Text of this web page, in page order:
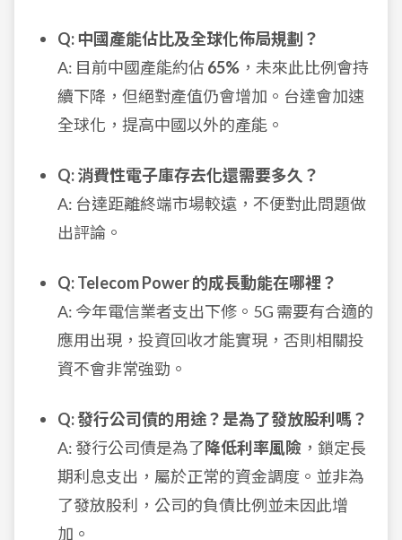
Q: 中國產能佔比及全球化佈局規劃？
A: 目前中國產能約佔 65% ，未來此比例會持
續下降，但絕對產值仍會增加。台達會加速
全球化，提高中國以外的產能。
Q: 消費性電子庫存去化還需要多久？
A: 台達距離終端市場較遠，不便對此問題做
出評論。
Q: Telecom Power 的成長動能在哪裡？
A: 今年電信業者支出下修。5G 需要有合適的
應用出現，投資回收才能實現，否則相關投
資不會非常強勁。
Q: 發行公司債的用途？是為了發放股利嗎？
A: 發行公司債是為了 降低利率風險 ，鎖定長
期利息支出，屬於正常的資金調度。並非為
了發放股利，公司的負債比例並未因此增
加。